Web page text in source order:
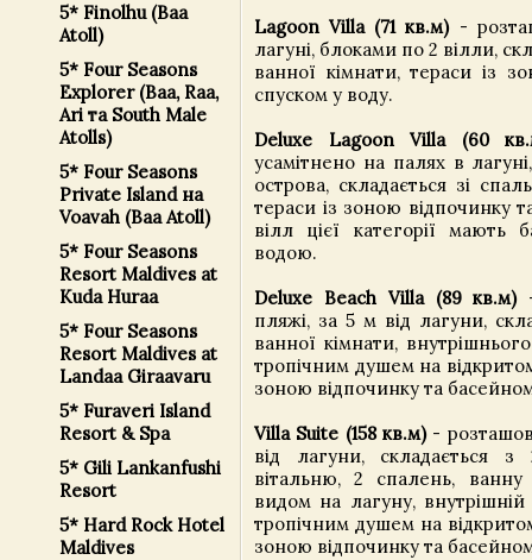
5* Finolhu (Baa
Atoll)
5* Four Seasons
Explorer (Baa, Raa,
Ari та South Male
Atolls)
5* Four Seasons
Private Island на
Voavah (Baa Atoll)
5* Four Seasons
Resort Maldives at
Kuda Huraa
5* Four Seasons
Resort Maldives at
Landaa Giraavaru
5* Furaveri Island
Resort & Spa
5* Gili Lankanfushi
Resort
5* Hard Rock Hotel
Maldives
Lagoon Villa (71 кв.м)-
лагуні, блоками по 2 вілли,
ванної кімнати, тераси із
спуском у воду.
Deluxe Lagoon Villa (60
усамітнено на палях в
острова, складається зі
тераси із зоною відпочинку
вілл цієї категорії мають
водою.
Deluxe Beach Villa (89 кв.м)
пляжі, за 5 м від лагуни,
ванної кімнати,
тропічним душем на
зоною відпочинку та
Villa Suite (158 кв.м)-
від лагуни, складається з
вітальню, 2 спалень, ванну
видом на лагуну,
тропічним душем на
зоною відпочинку та